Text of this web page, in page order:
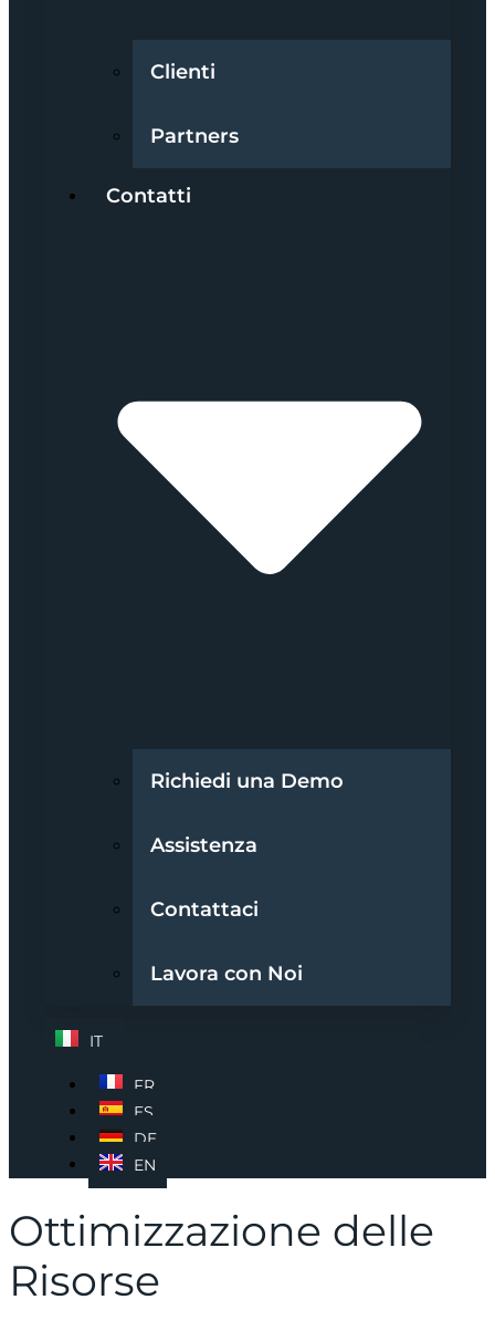
Clienti
Partners
Contatti
Richiedi una Demo
Assistenza
Contattaci
Lavora con Noi
IT
FR
ES
DE
EN
Ottimizzazione delle
Risorse